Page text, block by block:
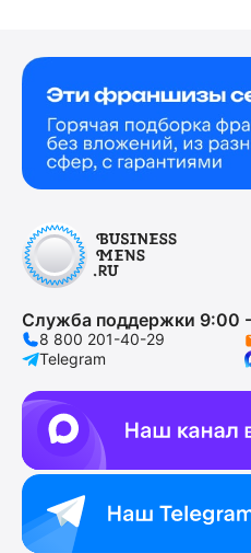
Служба поддержки 9:00
8 800 201-40-29
Telegram